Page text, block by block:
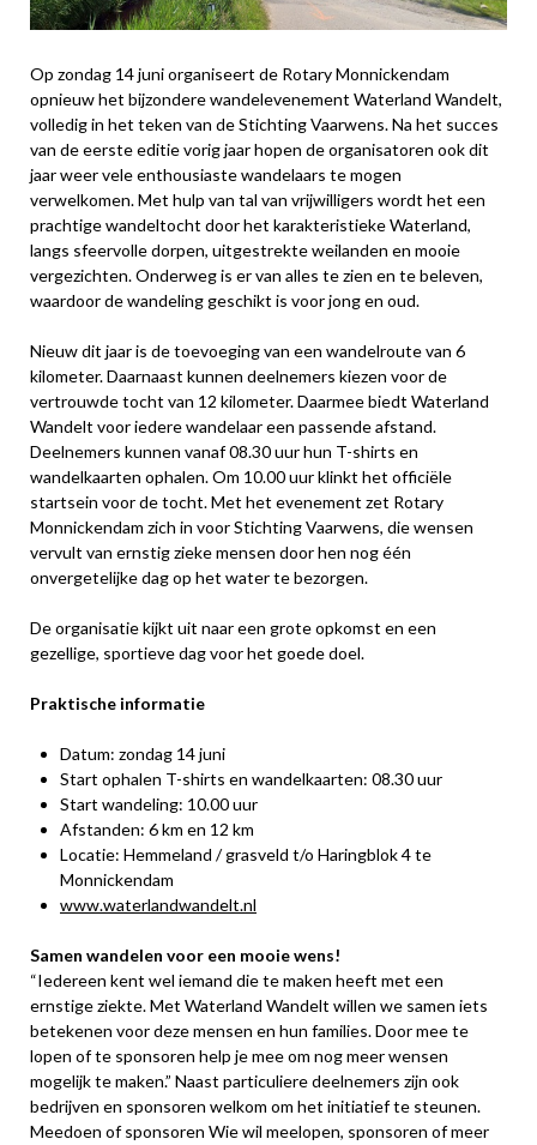
Op zondag 14 juni organiseert de Rotary Monnickendam
opnieuw het bijzondere wandelevenement Waterland Wandelt,
volledig in het teken van de Stichting Vaarwens. Na het succes
van de eerste editie vorig jaar hopen de organisatoren ook dit
jaar weer vele enthousiaste wandelaars te mogen
verwelkomen. Met hulp van tal van vrijwilligers wordt het een
prachtige wandeltocht door het karakteristieke Waterland,
langs sfeervolle dorpen, uitgestrekte weilanden en mooie
vergezichten. Onderweg is er van alles te zien en te beleven,
waardoor de wandeling geschikt is voor jong en oud.
Nieuw dit jaar is de toevoeging van een wandelroute van 6
kilometer. Daarnaast kunnen deelnemers kiezen voor de
vertrouwde tocht van 12 kilometer. Daarmee biedt Waterland
Wandelt voor iedere wandelaar een passende afstand.
Deelnemers kunnen vanaf 08.30 uur hun T-shirts en
wandelkaarten ophalen. Om 10.00 uur klinkt het officiële
startsein voor de tocht. Met het evenement zet Rotary
Monnickendam zich in voor Stichting Vaarwens, die wensen
vervult van ernstig zieke mensen door hen nog één
onvergetelijke dag op het water te bezorgen.
De organisatie kijkt uit naar een grote opkomst en een
gezellige, sportieve dag voor het goede doel.
Praktische informatie
Datum: zondag 14 juni
Start ophalen T-shirts en wandelkaarten: 08.30 uur
Start wandeling: 10.00 uur
Afstanden: 6 km en 12 km
Locatie: Hemmeland / grasveld t/o Haringblok 4 te
Monnickendam
www.waterlandwandelt.nl
Samen wandelen voor een mooie wens!
“Iedereen kent wel iemand die te maken heeft met een
ernstige ziekte. Met Waterland Wandelt willen we samen iets
betekenen voor deze mensen en hun families. Door mee te
lopen of te sponsoren help je mee om nog meer wensen
mogelijk te maken.” Naast particuliere deelnemers zijn ook
bedrijven en sponsoren welkom om het initiatief te steunen.
Meedoen of sponsoren Wie wil meelopen, sponsoren of meer